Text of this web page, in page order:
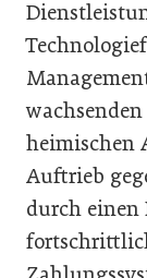
heimischen
Auftrieb
durch einen